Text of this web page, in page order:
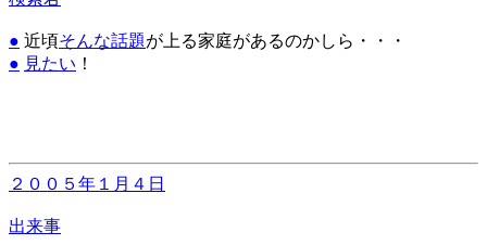
● 近頃そんな話題が上る家庭があるのかしら・・・
● 見たい ！
２００５年１月４日
出来事